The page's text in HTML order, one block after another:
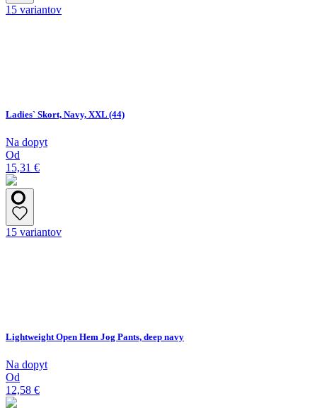
15 variantov
Ladies` Skort, Navy, XXL (44)
Na dopyt
Od
15,31 €
15 variantov
Lightweight Open Hem Jog Pants, deep navy
Na dopyt
Od
12,58 €